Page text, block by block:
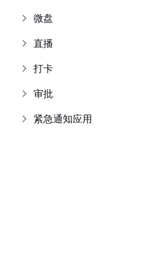
微盘
直播
打卡
审批
紧急通知应用